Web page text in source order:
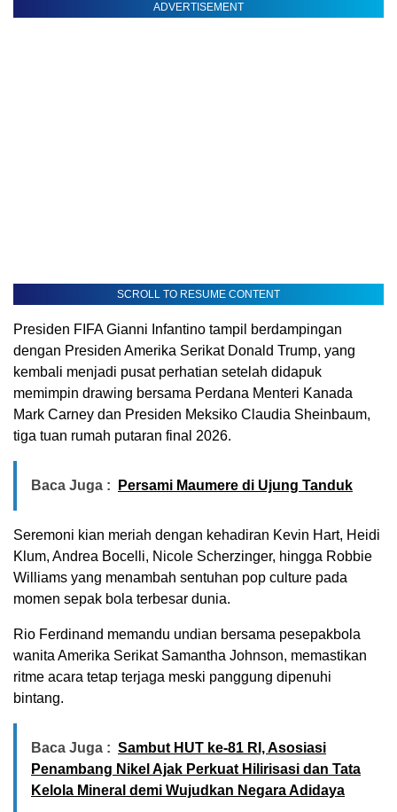
ADVERTISEMENT
SCROLL TO RESUME CONTENT
Presiden FIFA Gianni Infantino tampil berdampingan
dengan Presiden Amerika Serikat Donald Trump, yang
kembali menjadi pusat perhatian setelah didapuk
memimpin drawing bersama Perdana Menteri Kanada
Mark Carney dan Presiden Meksiko Claudia Sheinbaum,
tiga tuan rumah putaran final 2026.
Baca Juga : Persami Maumere di Ujung Tanduk
Seremoni kian meriah dengan kehadiran Kevin Hart, Heidi
Klum, Andrea Bocelli, Nicole Scherzinger, hingga Robbie
Williams yang menambah sentuhan pop culture pada
momen sepak bola terbesar dunia.
Rio Ferdinand memandu undian bersama pesepakbola
wanita Amerika Serikat Samantha Johnson, memastikan
ritme acara tetap terjaga meski panggung dipenuhi
bintang.
Baca Juga : Sambut HUT ke-81 RI, Asosiasi
Penambang Nikel Ajak Perkuat Hilirisasi dan Tata
Kelola Mineral demi Wujudkan Negara Adidaya